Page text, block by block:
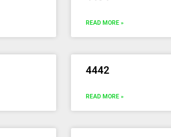
READ MORE »
4442
READ MORE »